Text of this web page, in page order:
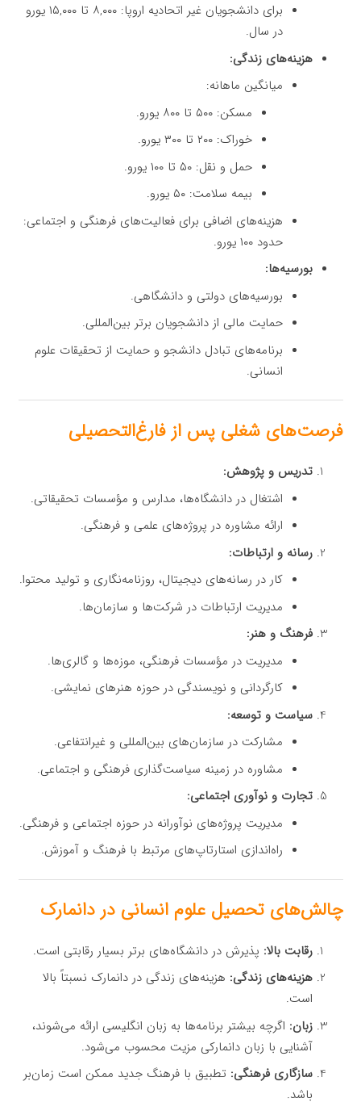
برای دانشجویان غیر اتحادیه اروپا: ۸,۰۰۰ تا ۱۵,۰۰۰ یورو
در سال.
هزینه‌های زندگی:
میانگین ماهانه:
مسکن: ۵۰۰ تا ۸۰۰ یورو.
خوراک: ۲۰۰ تا ۳۰۰ یورو.
حمل و نقل: ۵۰ تا ۱۰۰ یورو.
بیمه سلامت: ۵۰ یورو.
هزینه‌های اضافی برای فعالیت‌های فرهنگی و اجتماعی:
حدود ۱۰۰ یورو.
بورسیه‌ها:
بورسیه‌های دولتی و دانشگاهی.
حمایت مالی از دانشجویان برتر بین‌المللی.
برنامه‌های تبادل دانشجو و حمایت از تحقیقات علوم
انسانی.
فرصت‌های شغلی پس از فارغ‌التحصیلی
تدریس و پژوهش:
اشتغال در دانشگاه‌ها، مدارس و مؤسسات تحقیقاتی.
ارائه مشاوره در پروژه‌های علمی و فرهنگی.
رسانه و ارتباطات:
کار در رسانه‌های دیجیتال، روزنامه‌نگاری و تولید محتوا.
مدیریت ارتباطات در شرکت‌ها و سازمان‌ها.
فرهنگ و هنر:
مدیریت در مؤسسات فرهنگی، موزه‌ها و گالری‌ها.
کارگردانی و نویسندگی در حوزه هنرهای نمایشی.
سیاست و توسعه:
مشارکت در سازمان‌های بین‌المللی و غیرانتفاعی.
مشاوره در زمینه سیاست‌گذاری فرهنگی و اجتماعی.
تجارت و نوآوری اجتماعی:
مدیریت پروژه‌های نوآورانه در حوزه اجتماعی و فرهنگی.
راه‌اندازی استارتاپ‌های مرتبط با فرهنگ و آموزش.
چالش‌های تحصیل علوم انسانی در دانمارک
رقابت بالا: پذیرش در دانشگاه‌های برتر بسیار رقابتی است.
هزینه‌های زندگی: هزینه‌های زندگی در دانمارک نسبتاً بالا
است.
زبان: اگرچه بیشتر برنامه‌ها به زبان انگلیسی ارائه می‌شوند،
آشنایی با زبان دانمارکی مزیت محسوب می‌شود.
سازگاری فرهنگی: تطبیق با فرهنگ جدید ممکن است زمان‌بر
باشد.